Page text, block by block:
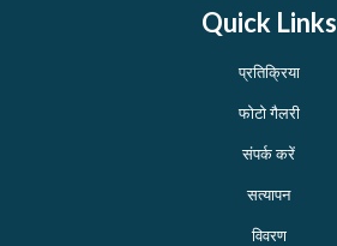
Quick Links
प्रतिक्रिया
फोटो गैलरी
संपर्क करें
सत्यापन
विवरण